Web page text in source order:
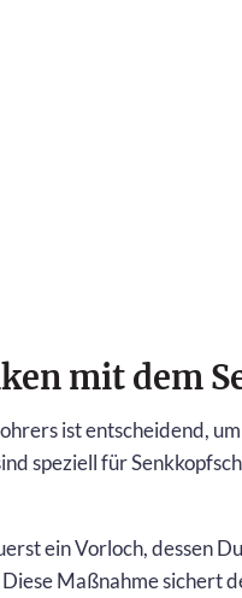
mit dem
ist entscheidend,
speziell für
ein Vorloch, dessen
Maßnahme sichert